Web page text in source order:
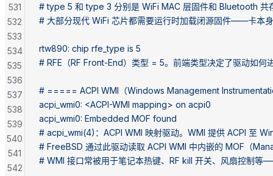
# type 5 和 type 3 分别是 WiFi MAC 层固件和 Bluetooth 共
# 大部分现代 WiFi 芯片都需要运行时加载闭源固件——卡本
rtw890: chip rfe_type is 5
# RFE（RF Front-End）类型 = 5。前端类型决定了驱动如何
# ===== ACPI WMI（Windows Management
acpi_wmi0: <ACPI-WMI mapping> on acpi0
acpi_wmi0: Embedded MOF found
# acpi_wmi(4)：ACPI WMI 映射驱动。WMI 提供 ACPI 至
# FreeBSD 通过此驱动读取 ACPI WMI 中内嵌的 MOF（
# WMI 接口常被用于笔记本热键、RF kill 开关、风扇控制
531
532
533
534
535
536
537
538
539
540
541
542